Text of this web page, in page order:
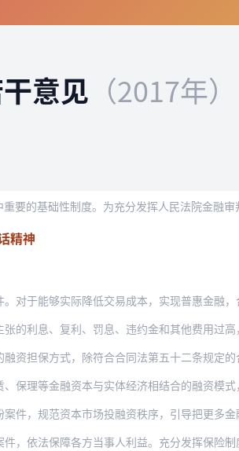
意见 （2017年）
精神
易成本，实现普惠金融，合法合规的金融交易模式依法
、违约金和其他费用过高，显著背离实际损失为由，请
合同法第五十二条规定的合同无效情形外，应当依法认
体经济相结合的融资模式，支持和保障金融资本服务实
融资秩序，引导把更多金融资源配置到经济社会发展的
人利益。充分发挥保险制度的核心功能，管理和分散实